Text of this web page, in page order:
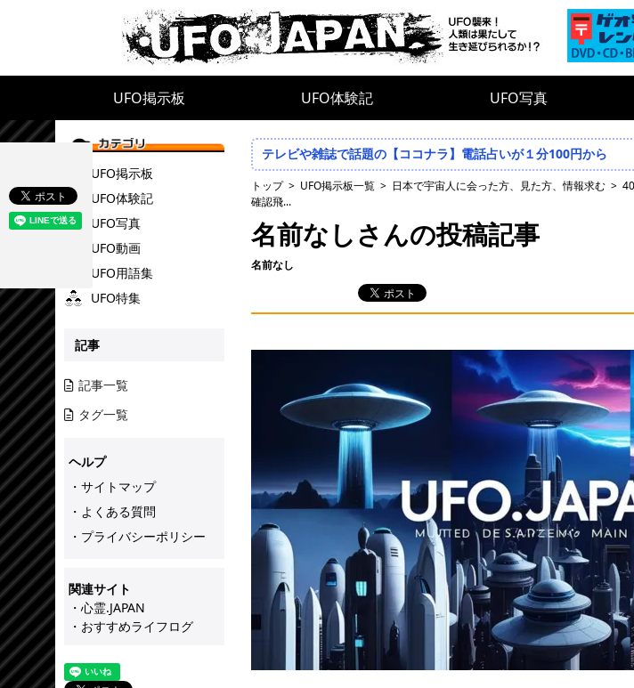
UFO掲示板 UFO体験記 UFO写真
UFO掲示板
UFO体験記
UFO写真
UFO動画
UFO用語集
UFO特集
記事
記事一覧
タグ一覧
ヘルプ
・サイトマップ
・よくある質問
・プライバシーポリシー
関連サイト
・心霊.JAPAN
・おすすめライフログ
テレビや雑誌で話題の【ココナラ】電話占いが１分100円から
トップ UFO掲示板一覧 日本で宇宙人に会った方、見た方、情報求む
確認飛...
名前なしさんの投稿記事
名前なし